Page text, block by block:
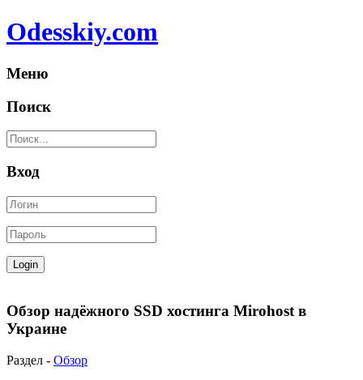
Odesskiy.com
Меню
Поиск
Вход
Обзор надёжного SSD хостинга Mirohost в
Украине
Раздел - Обзор